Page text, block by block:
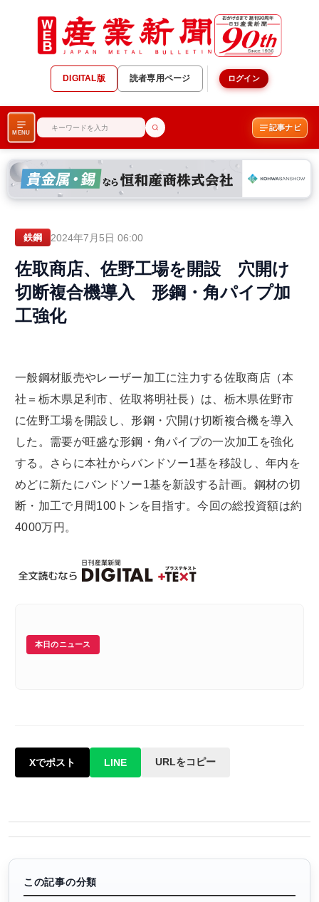
DIGITAL版 読者専用ページ ログイン
MENU
記事ナビ
鉄鋼 2024年7月5日 06:00
佐取商店、佐野工場を開設 穴開け
切断複合機導入 形鋼・角パイプ加
工強化
一般鋼材販売やレーザー加工に注力する佐取商店（本
社＝栃木県足利市、佐取将明社長）は、栃木県佐野市
に佐野工場を開設し、形鋼・穴開け切断複合機を導入
した。需要が旺盛な形鋼・角パイプの一次加工を強化
する。さらに本社からバンドソー1基を移設し、年内を
めどに新たにバンドソー1基を新設する計画。鋼材の切
断・加工で月間100トンを目指す。今回の総投資額は約
4000万円。
本日のニュース
Xでポスト LINE URLをコピー
この記事の分類